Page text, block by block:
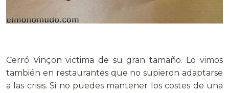
Cerró Vinçon victima de su gran tamaño. Lo vimos
también en restaurantes que no supieron adaptarse
a las crisis. Si no puedes mantener los costes de una